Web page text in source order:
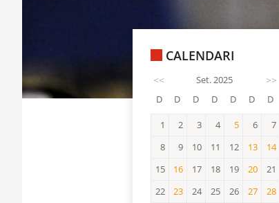
CALENDARI
<< Set. 2025 >>
D D D D D D D
1 2 3 4 5 6
7
8
9 10 11 12 13
13
14
14
15 16
16
17 18 19 20
20
21
22
23 24 25 26 27 28